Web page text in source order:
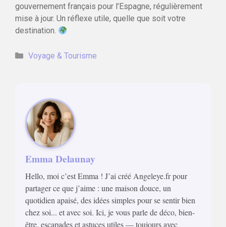
gouvernement français pour l’Espagne, régulièrement
mise à jour. Un réflexe utile, quelle que soit votre
destination.
Catégories
Voyage & Tourisme
Emma Delaunay
Hello, moi c’est Emma ! J’ai créé Angeleye.fr pour
partager ce que j’aime : une maison douce, un
quotidien apaisé, des idées simples pour se sentir bien
chez soi... et avec soi. Ici, je vous parle de déco, bien-
être, escapades et astuces utiles — toujours avec